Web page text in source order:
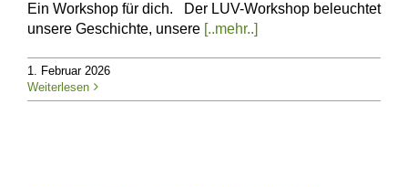
Ein Workshop für dich. Der LUV-Workshop beleuchtet
unsere Geschichte, unsere [..mehr..]
1. Februar 2026
Weiterlesen